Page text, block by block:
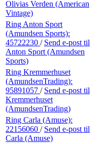
Olivias Verden (American
Vintage)
Ring Anton Sport
(Amundsen Sports):
45722230 / Send e-post til
Anton Sport (Amundsen
Sports)
Ring Kremmerhuset
(AmundsenTrading):
95891057 / Send e-post til
Kremmerhuset
(AmundsenTrading)
Ring Carla (Amuse):
22156060 / Send e-post til
Carla (Amuse)